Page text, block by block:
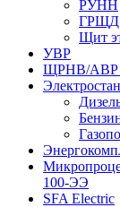
РУНН
ГРЩД
Щит
УВР
ЩРНВ/АВР
100-ЭЭ
SFA Electric